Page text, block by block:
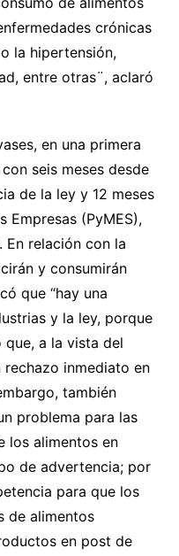
crónicas
la hipertensión,
entre otras¨, aclaró
en una primera
seis meses desde
de la ley y 12 meses
Empresas (PyMES),
relación con la
y consumirán
que “hay una
y la ley, porque
a la vista del
rechazo inmediato en
también
problema para las
los alimentos en
de advertencia; por
para que los
de alimentos
en post de